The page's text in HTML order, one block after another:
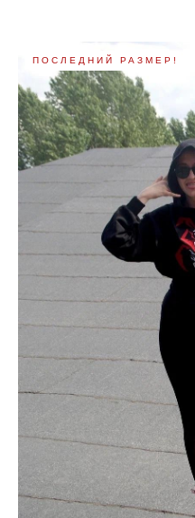
ПОСЛЕДНИЙ РАЗМЕР!